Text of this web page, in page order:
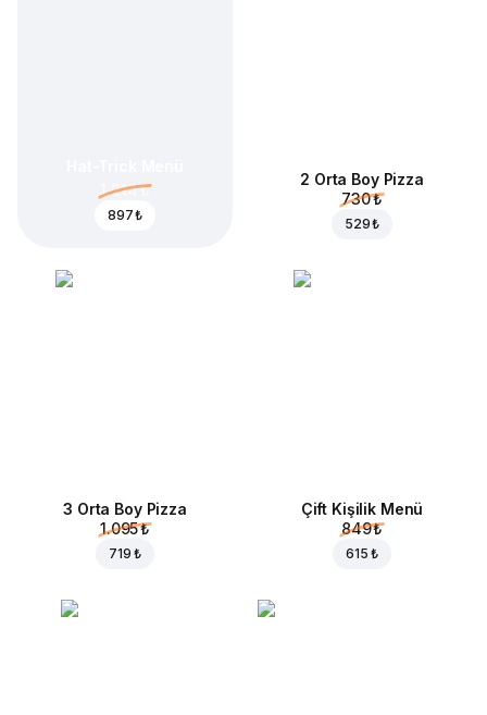
1.214 ₺
897 ₺
2 Orta Boy Pizza
730 ₺
529 ₺
3 Orta Boy Pizza
1.095 ₺
719 ₺
Çift Kişilik Menü
849 ₺
615 ₺